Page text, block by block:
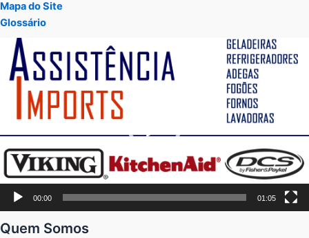
Mapa do Site
Glossário
Tocador
vídeo
00:00 01:05
Quem Somos